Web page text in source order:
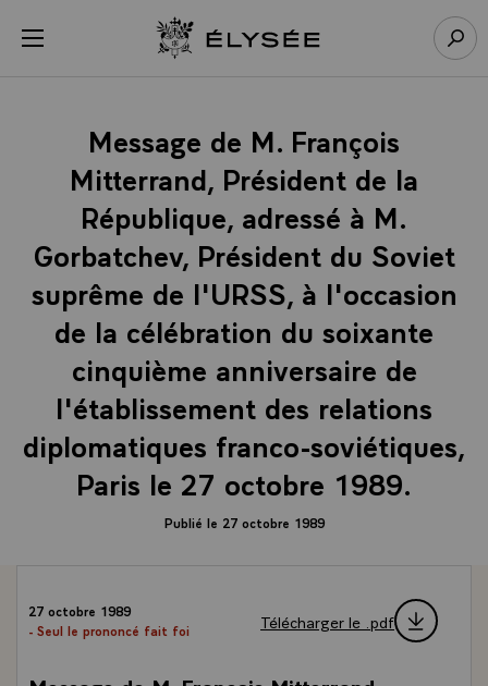
menu Retour à l’accueil Élysée
Message de M. François
Mitterrand, Président de la
République, adressé à M.
Gorbatchev, Président du Soviet
suprême de l'URSS, à l'occasion
de la célébration du soixante
cinquième anniversaire de
l'établissement des relations
diplomatiques franco-soviétiques,
Paris le 27 octobre 1989.
Publié le 27 octobre 1989
27 octobre 1989
- Seul le prononcé fait foi
Télécharger le .pdf
Panneau de gestion des cookies